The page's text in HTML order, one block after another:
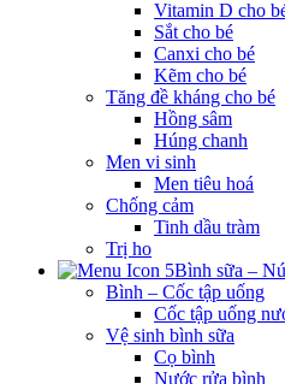
Vitamin D cho
Sắt cho bé
Canxi cho bé
Kẽm cho bé
Tăng đề kháng cho bé
Hồng sâm
Húng chanh
Men vi sinh
Men tiêu hoá
Chống cảm
Tinh dầu tràm
Trị ho
Bình sữa –
Bình – Cốc tập uống
Cốc tập uống
Vệ sinh bình sữa
Cọ bình
Nước rửa bình